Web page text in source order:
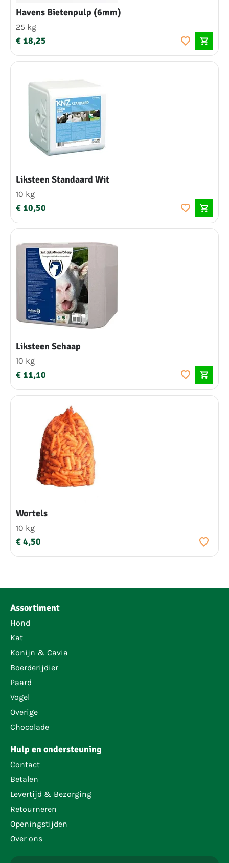
Havens Bietenpulp (6mm)
25 kg
€ 18,25
Liksteen Standaard Wit
10 kg
€ 10,50
Liksteen Schaap
10 kg
€ 11,10
Wortels
10 kg
€ 4,50
Assortiment
Hond
Kat
Konijn & Cavia
Boerderijdier
Paard
Vogel
Overige
Chocolade
Hulp en ondersteuning
Contact
Betalen
Levertijd & Bezorging
Retourneren
Openingstijden
Over ons